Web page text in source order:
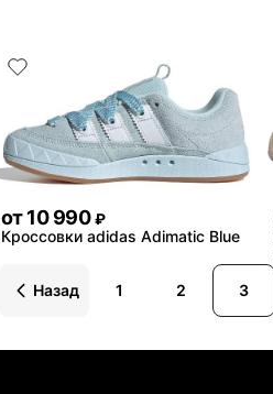
от10 990 ₽
Кроссовки adidas Adimatic Blue
Назад
1 2 3